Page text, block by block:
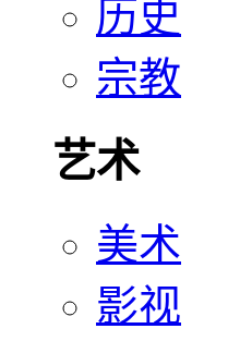
历史
宗教
艺术
美术
影视